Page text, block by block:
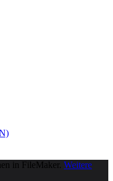
in FileMaker. Weitere